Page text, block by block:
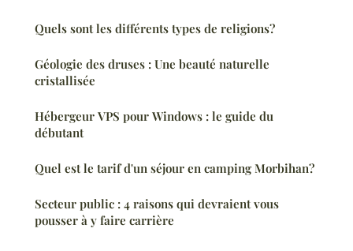
Quels sont les différents types de religions?
Géologie des druses : Une beauté naturelle
cristallisée
Hébergeur VPS pour Windows : le guide du
débutant
Quel est le tarif d'un séjour en camping Morbihan?
Secteur public : 4 raisons qui devraient vous
pousser à y faire carrière